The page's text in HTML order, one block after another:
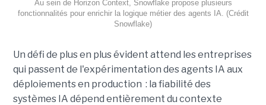
Au sein de Horizon Context, Snowflake propose plusieurs
fonctionnalités pour enrichir la logique métier des agents IA. (Crédit
Snowflake)
Un défi de plus en plus évident attend les entreprises
qui passent de l'expérimentation des agents IA aux
déploiements en production : la fiabilité des
systèmes IA dépend entièrement du contexte